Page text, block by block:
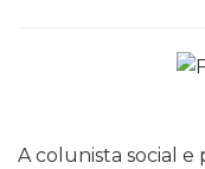
A colunista social